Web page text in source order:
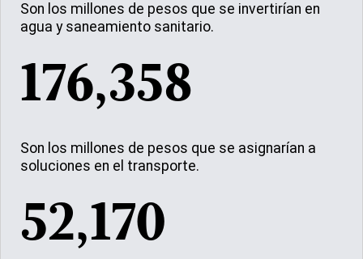
Son los millones de pesos que se invertirían en
agua y saneamiento sanitario.
176,358
Son los millones de pesos que se asignarían a
soluciones en el transporte.
52,170